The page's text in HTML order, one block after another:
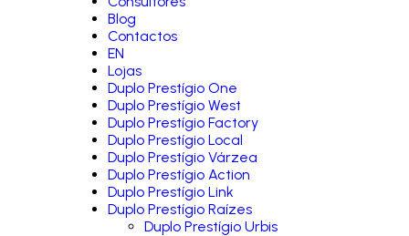
Blog
Contactos
EN
Lojas
Duplo Prestígio One
Duplo Prestígio West
Duplo Prestígio Factory
Duplo Prestígio Local
Duplo Prestígio Várzea
Duplo Prestígio Action
Duplo Prestígio Link
Duplo Prestígio Raízes
Duplo Prestígio Urbis